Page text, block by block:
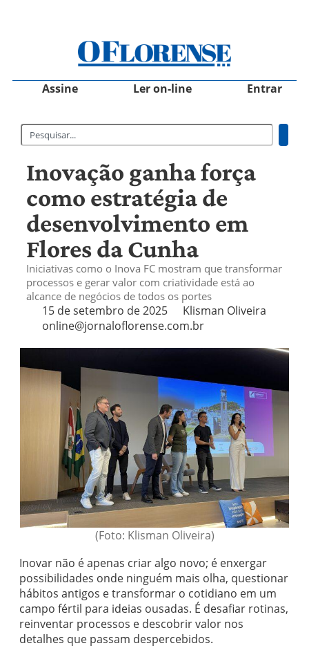
Assine Ler on-line Entrar
Inovação ganha força
como estratégia de
desenvolvimento em
Flores da Cunha
Iniciativas como o Inova FC mostram que transformar
processos e gerar valor com criatividade está ao
alcance de negócios de todos os portes
15 de setembro de 2025
Klisman Oliveira
online@jornaloflorense.com.br
(Foto: Klisman Oliveira)
Inovar não é apenas criar algo novo; é enxergar
possibilidades onde ninguém mais olha, questionar
hábitos antigos e transformar o cotidiano em um
campo fértil para ideias ousadas. É desafiar rotinas,
reinventar processos e descobrir valor nos
detalhes que passam despercebidos.